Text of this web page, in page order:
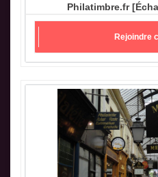
Philatimbre.fr
Rejoindre